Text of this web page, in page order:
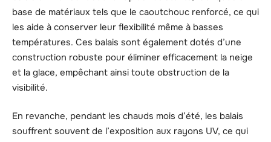
base de matériaux tels que le caoutchouc renforcé, ce qui
les aide à conserver leur flexibilité même à basses
températures. Ces balais sont également dotés d’une
construction robuste pour éliminer efficacement la neige
et la glace, empêchant ainsi toute obstruction de la
visibilité.
En revanche, pendant les chauds mois d’été, les balais
souffrent souvent de l’exposition aux rayons UV, ce qui